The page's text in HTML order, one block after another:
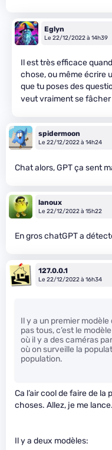
Eglyn
Le 22/12/2022 à 14h39
Il est très efficace
chose, ou même écrire
que tu poses des
veut vraiment se
spidermoon
Le 22/12/2022 à 14h24
Chat alors, GPT ça sent
lanoux
Le 22/12/2022 à 15h22
En gros chatGPT a
127.0.0.1
Le 22/12/2022 à 16h34
Il y a un premier modèle
pas tous, c’est le
où il y a des caméras
où on surveille la
population.
Ca l’air cool de faire de
choses. Allez, je me
Il y a deux modèles: